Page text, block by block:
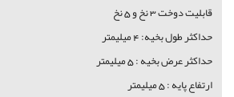
قابلیت دوخت 3 نخ و 5 نخ
حداکثر طول بخیه: 4 میلیمتر
حداکثر عرض بخیه : 5 میلیمتر
ارتفاع پایه : 5 میلیمتر